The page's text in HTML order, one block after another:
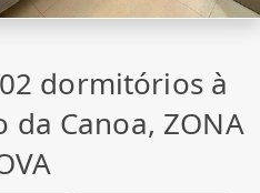
dormitórios à
da Canoa, ZONA